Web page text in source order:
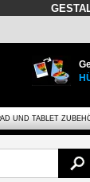
UND TABLET